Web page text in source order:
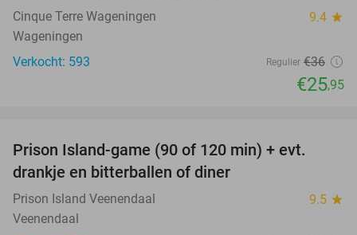
Cinque Terre Wageningen 9.4 star
Wageningen
Verkocht: 593
Regulier €36
€25,95
Prison Island-game (90 of 120 min) + evt.
drankje en bitterballen of diner
Prison Island Veenendaal 9.5 star
Veenendaal